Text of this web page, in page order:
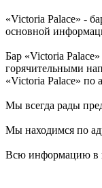
«Victoria Palace» -
основной
Бар «Victoria
горячительными
«Victoria Palace» по
Мы всегда рады
Мы находимся по
Всю информацию в